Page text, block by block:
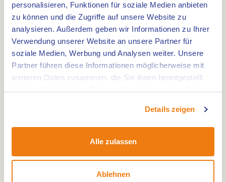
personalisieren, Funktionen für soziale Medien anbieten
zu können und die Zugriffe auf unsere Website zu
analysieren. Außerdem geben wir Informationen zu Ihrer
Verwendung unserer Website an unsere Partner für
soziale Medien, Werbung und Analysen weiter. Unsere
Partner führen diese Informationen möglicherweise mit
weiteren Daten zusammen, die Sie ihnen bereitgestellt
Details zeigen
Alle zulassen
Ablehnen
haben. Anschließend radeln Sie nach Kessel mit
seinem historischen Zentrum und seiner Burg.
Dann fahren Sie in Richtung Baarlo mit immer der
Maas in der Nähe. Sie fahren weiter nach Blerick,
wo Sie den Maasbrücke überqueren. Auf der
Tegelen-Seite genießen Sie weiterhin die Aussicht
auf die Maas. Sie passieren das Klosterdorf Steyl
und über Belfeld die kleine Ortschaft Ronkenstein
verschiedene Maasplassen und die Schleuse bei
Osen nach Beegden fahren. Entlang De Lange